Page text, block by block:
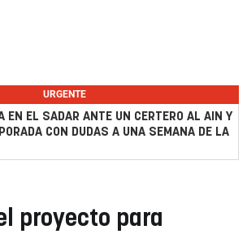
URGENTE
EN EL SADAR ANTE UN CERTERO AL AIN Y
CON DUDAS A UNA SEMANA DE LA
proyecto para